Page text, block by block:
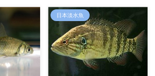
日本淡水魚